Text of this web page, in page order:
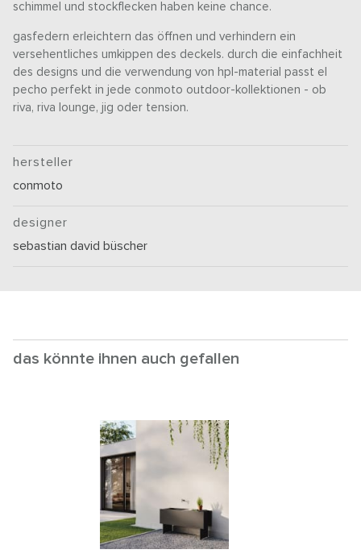
schimmel und stockflecken haben keine chance.
gasfedern erleichtern das öffnen und verhindern ein
versehentliches umkippen des deckels. durch die einfachheit
des designs und die verwendung von hpl-material passt el
pecho perfekt in jede conmoto outdoor-kollektionen - ob
riva, riva lounge, jig oder tension.
hersteller
conmoto
designer
sebastian david büscher
das könnte ihnen auch gefallen